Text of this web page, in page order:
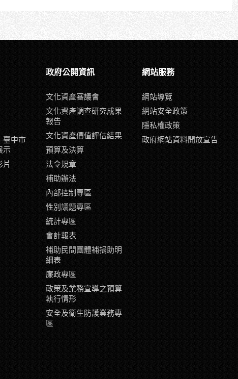
臺中市
示
片
政府公開資訊
文化資產審議會
文化資產調查研究成果
報告
文化資產價值評估結果
預算及決算
法令規章
補助辦法
內部控制專區
性別議題專區
統計專區
會計報表
補助民間團體補捐助明
細表
廉政專區
政策及業務宣導之預算
執行情形
安全及衛生防護業務專
區
網站服務
網站導覽
網站安全政策
隱私權政策
政府網站資料開放宣告